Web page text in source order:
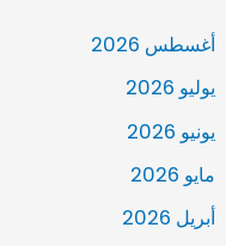
أغسطس 2026
يوليو 2026
يونيو 2026
مايو 2026
أبريل 2026